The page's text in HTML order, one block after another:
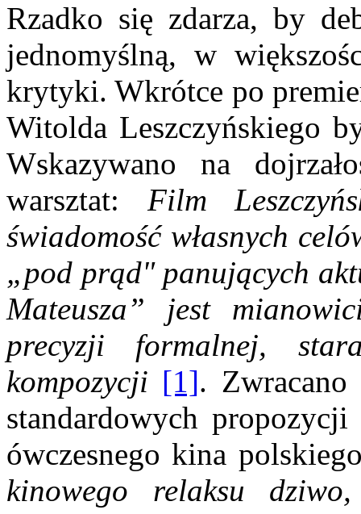
Rzadko się zdarza, by
jednomyślną, w
krytyki. Wkrótce po
Witolda Leszczyńskiego
Wskazywano na
warsztat: Film
świadomość własnych
„pod prąd" panujących
Mateusza” jest
precyzji formalnej,
kompozycji [1].
standardowych
ówczesnego kina
kinowego
relaksu